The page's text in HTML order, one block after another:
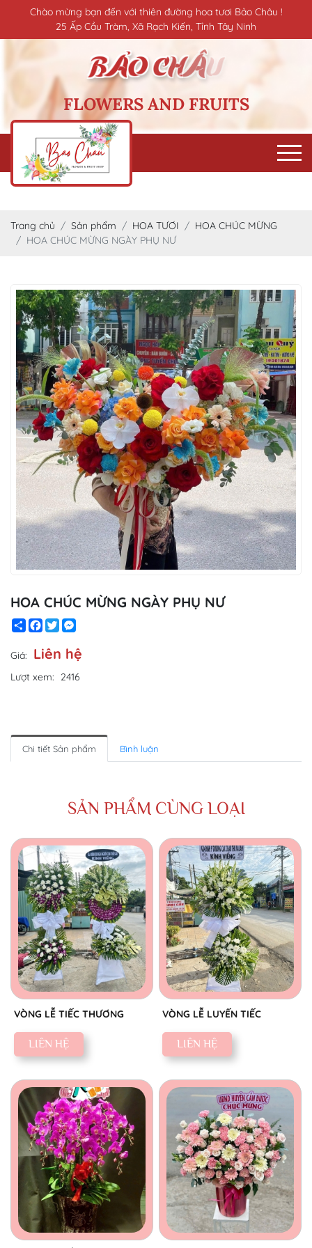
Chào mừng bạn đến với thiên đường hoa tươi Bảo Châu !
25 Ấp Cầu Tràm, Xã Rạch Kiến, Tỉnh Tây Ninh
FLOWERS AND FRUITS
Trang chủ Sản phẩm HOA TƯƠI
HOA CHÚC MỪNG
HOA CHÚC MỪNG NGÀY PHỤ NƯ
HOA CHÚC MỪNG NGÀY PHỤ NƯ
ShareFacebook
Twitter
Giá: Liên hệ
Lượt xem: 2416
Chi tiết Sản phẩm Bình luận
SẢN PHẨM CÙNG LOẠI
VÒNG LỄ TIẾC THƯƠNG
LIÊN HỆ
VÒNG LỄ LUYẾN TIẾC
LIÊN HỆ